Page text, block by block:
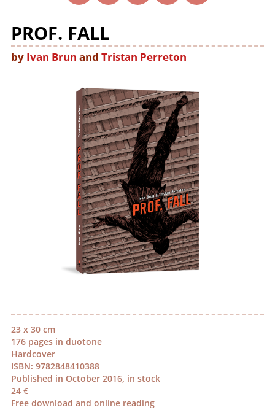
23 x 30 cm
176 pages in duotone
Hardcover
ISBN: 9782848410388
Published in October 2016, in stock
24 €
Free download and online reading
PROF. FALL
by Ivan Brun andTristan Perreton